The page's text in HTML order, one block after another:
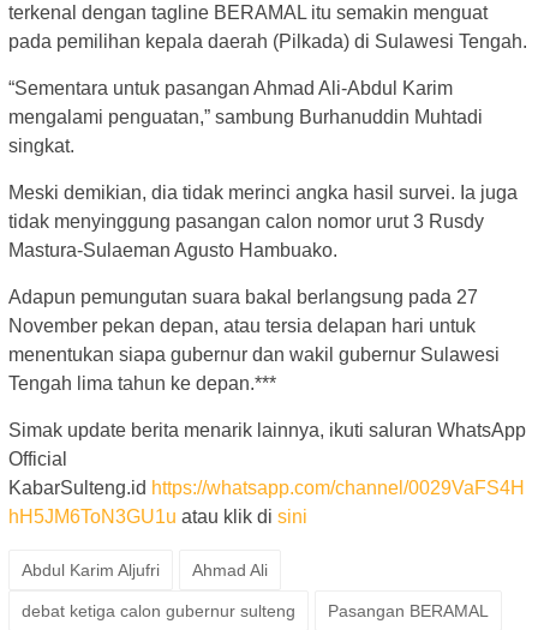
terkenal dengan tagline BERAMAL itu semakin menguat
pada pemilihan kepala daerah (Pilkada) di Sulawesi Tengah.
“Sementara untuk pasangan Ahmad Ali-Abdul Karim
mengalami penguatan,” sambung Burhanuddin Muhtadi
singkat.
Meski demikian, dia tidak merinci angka hasil survei. Ia juga
tidak menyinggung pasangan calon nomor urut 3 Rusdy
Mastura-Sulaeman Agusto Hambuako.
Adapun pemungutan suara bakal berlangsung pada 27
November pekan depan, atau tersia delapan hari untuk
menentukan siapa gubernur dan wakil gubernur Sulawesi
Tengah lima tahun ke depan.***
Simak update berita menarik lainnya, ikuti saluran WhatsApp
Official
KabarSulteng.id https://whatsapp.com/channel/0029VaFS4H
hH5JM6ToN3GU1u atau klik di sini
Abdul Karim Aljufri Ahmad Ali
debat ketiga calon gubernur sulteng Pasangan BERAMAL